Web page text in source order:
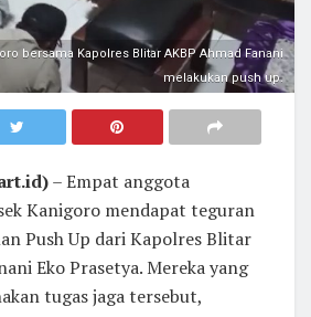
bersama Kapolres Blitar AKBP Ahmad Fanani
melakukan push up.
– Empat anggota
Kanigoro mendapat teguran
Push Up dari Kapolres Blitar
Eko Prasetya. Mereka yang
tugas jaga tersebut,